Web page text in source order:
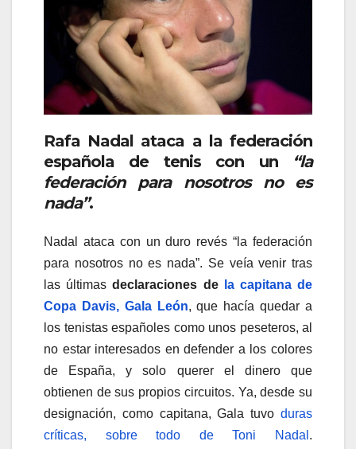
Rafa Nadal ataca a la federación
española de tenis con un
“la
federación para nosotros no es
nada”.
Nadal ataca con un duro revés “la federación
para nosotros no es nada”. Se veía venir tras
las últimasdeclaraciones de
la capitana de
Copa Davis, Gala León, que hacía quedar a
los tenistas españoles como unos peseteros, al
no estar interesados en defender a los colores
de España, y solo querer el dinero que
obtienen de sus propios circuitos. Ya, desde su
designación, como capitana, Gala tuvo duras
críticas, sobre todo de Toni Nadal .